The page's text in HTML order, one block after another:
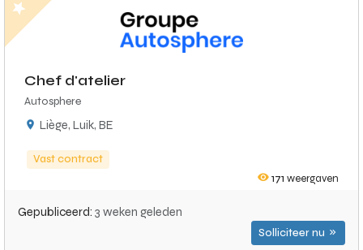
Chef d'atelier
Autosphere
Liège, Luik, BE
Vast contract
171 weergaven
Gepubliceerd: 3 weken geleden
Solliciteer nu